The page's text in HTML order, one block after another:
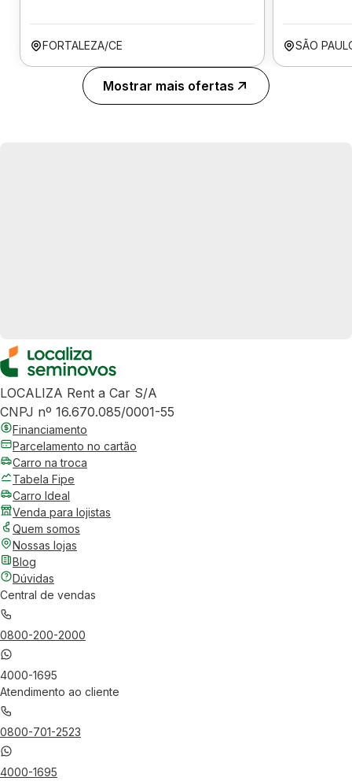
FORTALEZA/CE SÃO
Mostrar mais ofertas
LOCALIZA Rent a Car S/A
CNPJ nº 16.670.085/0001-55
Financiamento
Parcelamento no cartão
Carro na troca
Tabela Fipe
Carro Ideal
Venda para lojistas
Quem somos
Nossas lojas
Blog
Dúvidas
Central de vendas
0800-200-2000
4000-1695
Atendimento ao cliente
0800-701-2523
4000-1695